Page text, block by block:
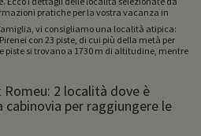
pratiche per la vostra vacanza in
vi consigliamo una località atipica:
con 23 piste, di cui più della metà per
piste si trovano a 1730 m di altitudine, mentre
Romeu: 2 località dove è
cabinovia per raggiungere le